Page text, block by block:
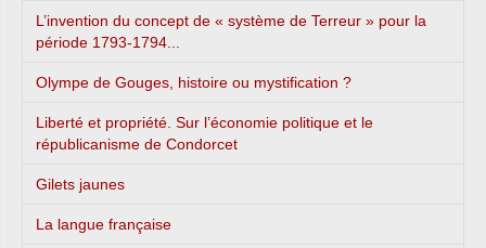
L’invention du concept de « système de Terreur » pour la
période 1793-1794...
Olympe de Gouges, histoire ou mystification ?
Liberté et propriété. Sur l’économie politique et le
républicanisme de Condorcet
Gilets jaunes
La langue française